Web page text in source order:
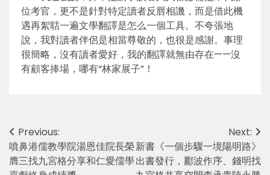
位考官，更不是針對特定讀者反唇相譏，而是借此機
遇再絮聒一遍文學翻譯是怎么一個工具。不夸張地
說，我對讀者伴侶是相當尊敬的，也很是感謝。事理
很簡略，沒有讀者愛好，我的翻譯就無由存在——沒
有顧客捧場，哪有“林家展子”！
Post
navigation
Previous:
噴鼻港儒教學院湯恩佳院長榮
膺三找九宮格分享和仁愛儒學
Next:
新書《一個步驟一境陽明路》
出書發行，酈波作序、錢明找